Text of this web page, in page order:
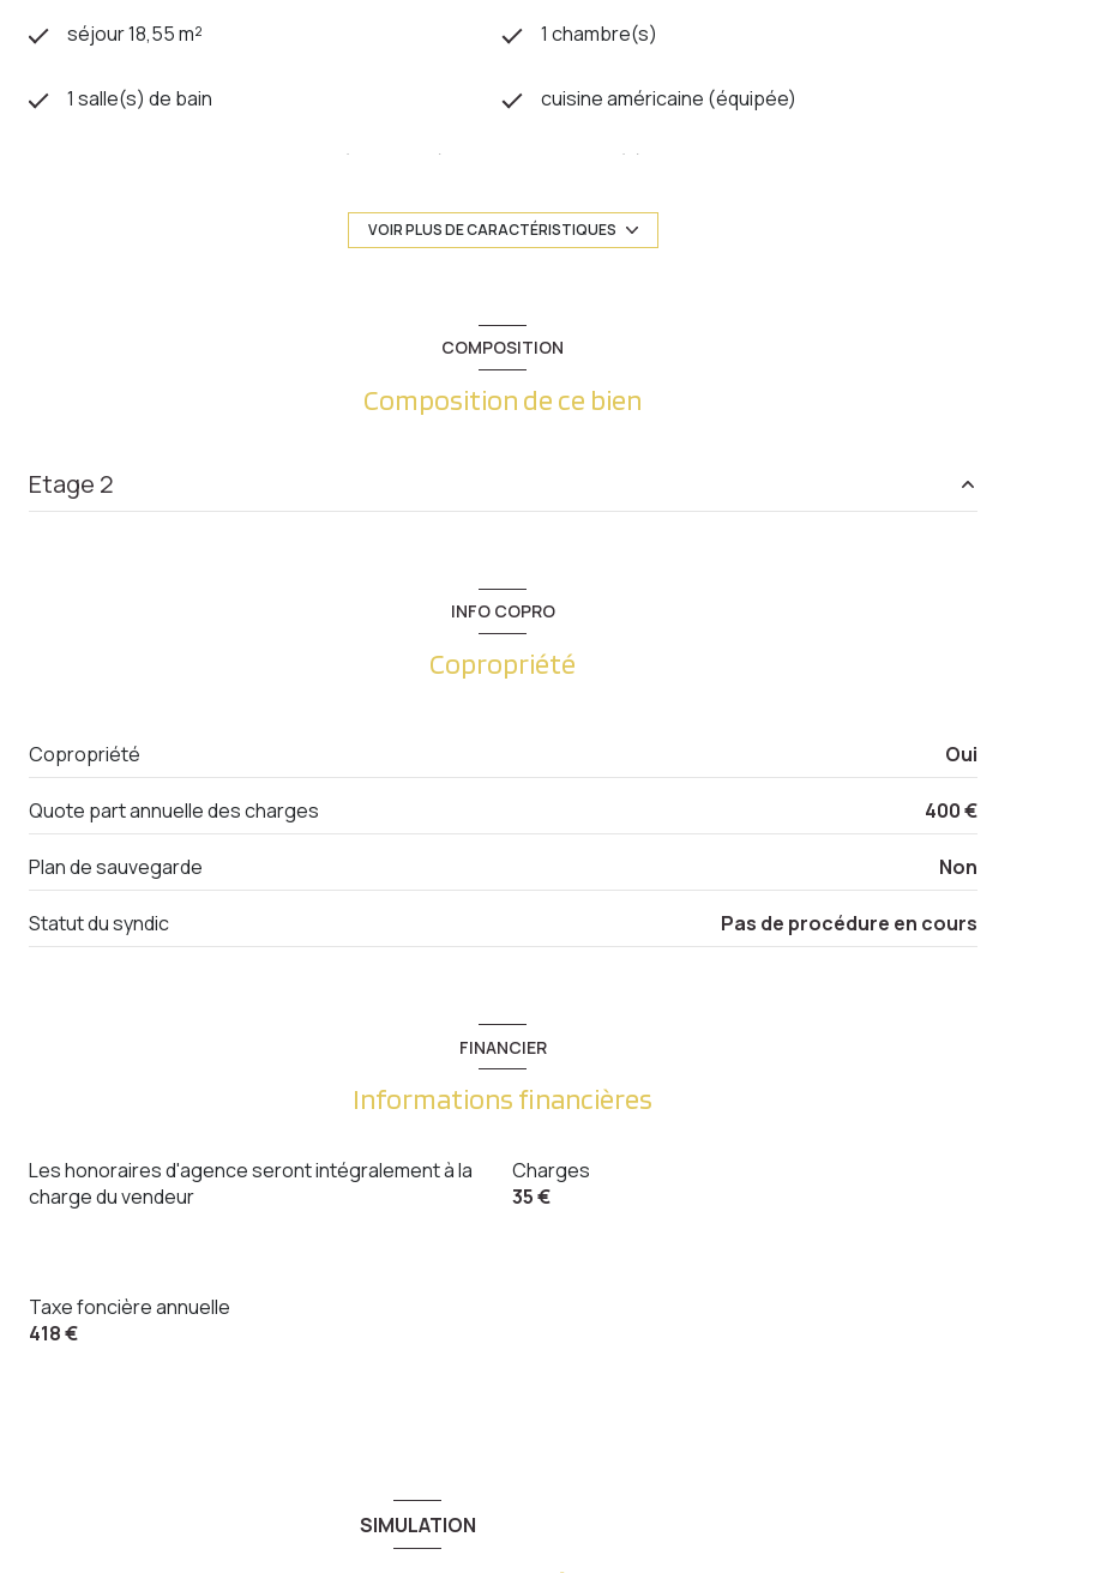
séjour 18,55 m² 1 chambre(s)
1 salle(s) de bain cuisine américaine (équipée)
Chauffage individuel : radiateur (electrique) 1 parking(s)
1 niveau(x)
cave
VOIR PLUS DE CARACTÉRISTIQUES
COMPOSITION
Composition de ce bien
Etage 2
chambre
7.08 m²
terrasse
10.5 m²
INFO COPRO
Copropriété
Copropriété Oui
Quote part annuelle des charges 400 €
Plan de sauvegarde Non
Statut du syndic Pas de procédure en cours
FINANCIER
Informations financières
Les honoraires d'agence seront intégralement à la
charge du vendeur
Charges
35 €
Taxe foncière annuelle
418 €
SIMULATION